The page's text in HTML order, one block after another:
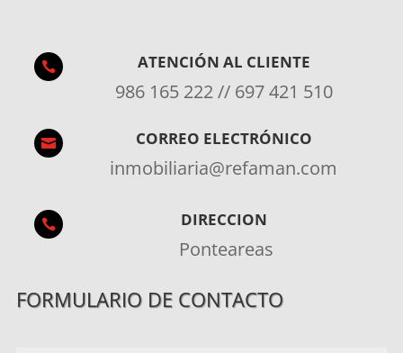
 ATENCIÓN AL CLIENTE
986 165 222 // 697 421 510
 CORREO ELECTRÓNICO
inmobiliaria@refaman.com
 DIRECCION
Ponteareas
FORMULARIO DE CONTACTO